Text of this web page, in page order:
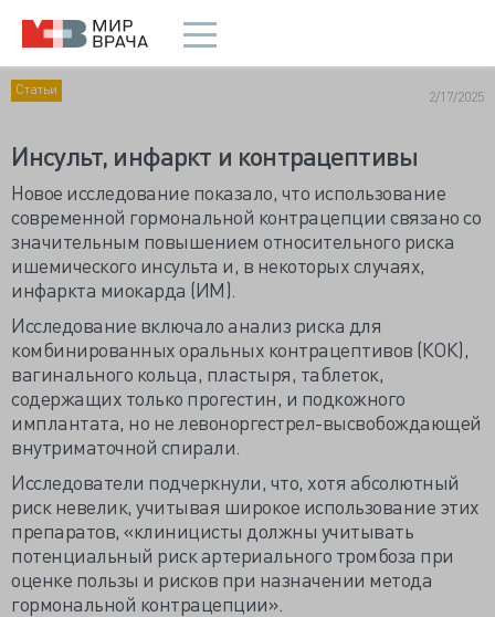
Статьи 2/17/2025
Инсульт, инфаркт и контрацептивы
Новое исследование показало, что использование
современной гормональной контрацепции связано со
значительным повышением относительного риска
ишемического инсульта и, в некоторых случаях,
инфаркта миокарда (ИМ).
Исследование включало анализ риска для
комбинированных оральных контрацептивов (КОК),
вагинального кольца, пластыря, таблеток,
содержащих только прогестин, и подкожного
имплантата, но не левоноргестрел-высвобождающей
внутриматочной спирали.
Исследователи подчеркнули, что, хотя абсолютный
риск невелик, учитывая широкое использование этих
препаратов, «клиницисты должны учитывать
потенциальный риск артериального тромбоза при
оценке пользы и рисков при назначении метода
гормональной контрацепции».